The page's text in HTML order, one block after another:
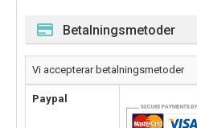
Betalningsmetoder
Vi accepterar betalningsmetoder
Paypal